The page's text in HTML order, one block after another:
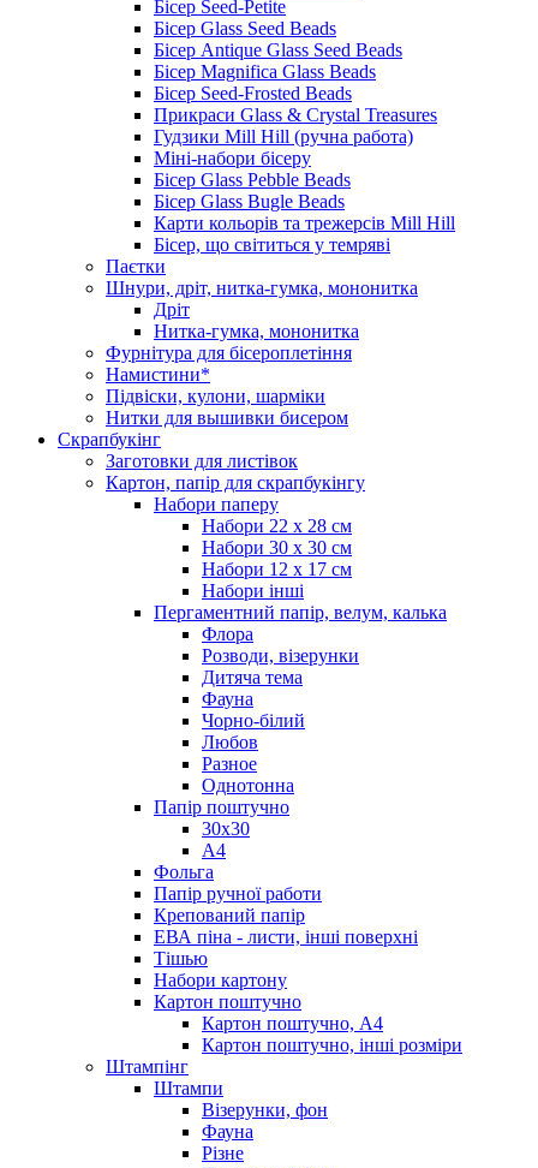
Бісер Seed-Petite
Бісер Glass Seed Beads
Бісер Antique Glass Seed Beads
Бісер Magnifica Glass Beads
Бісер Seed-Frosted Beads
Прикраси Glass & Crystal Treasures
Гудзики Mill Hill (ручна работа)
Міні-набори бісеру
Бісер Glass Pebble Beads
Бісер Glass Bugle Beads
Карти кольорів та трежерсів Mill Hill
Бісер, що світиться у темряві
Паєтки
Шнури, дріт, нитка-гумка, мононитка
Дріт
Нитка-гумка, мононитка
Фурнітура для бісероплетіння
Намистини*
Підвіски, кулони, шарміки
Нитки для вышивки бисером
Скрапбукінг
Заготовки для листівок
Картон, папір для скрапбукінгу
Набори паперу
Набори 22 х 28 см
Набори 30 х 30 см
Набори 12 х 17 см
Набори інші
Пергаментний папір, велум, калька
Флора
Розводи, візерунки
Дитяча тема
Фауна
Чорно-білий
Любов
Разное
Однотонна
Папір поштучно
30х30
А4
Фольга
Папір ручної работи
Крепований папір
ЕВА піна - листи, інші поверхні
Тішью
Набори картону
Картон поштучно
Картон поштучно, А4
Картон поштучно, інші розміри
Штампінг
Штампи
Візерунки, фон
Фауна
Різне